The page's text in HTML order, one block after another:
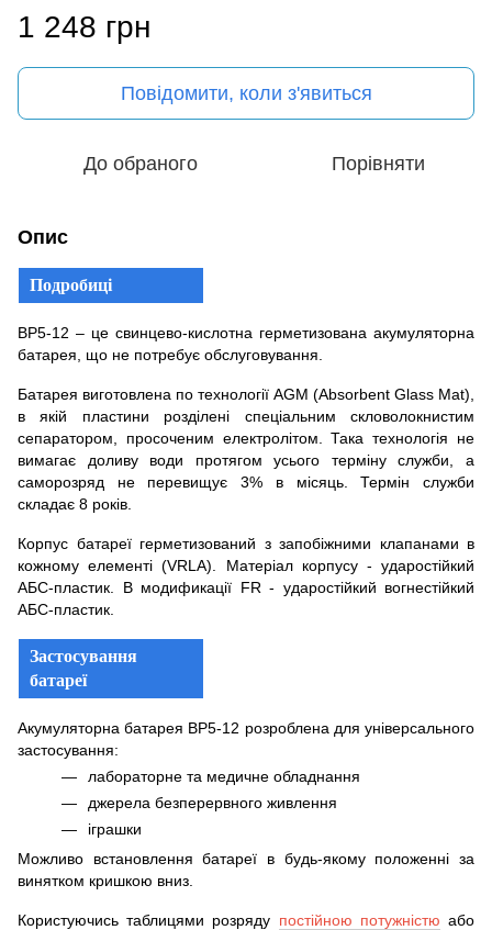
1 248 грн
Повідомити, коли з'явиться
До обраного Порівняти
Опис
Подробиці
BP5-12 – це свинцево-кислотна герметизована акумуляторна
батарея, що не потребує обслуговування.
Батарея виготовлена по технології AGM (Absorbent Glass Mat),
в якій пластини розділені спеціальним скловолокнистим
сепаратором, просоченим електролітом. Така технологія не
вимагає доливу води протягом усього терміну служби, а
саморозряд не перевищує 3% в місяць. Термін служби
складає 8 років.
Корпус батареї герметизований з запобіжними клапанами в
кожному елементі (VRLA). Матеріал корпусу - ударостійкий
АБС-пластик. В модификації FR - ударостійкий вогнестійкий
АБС-пластик.
Застосування
батареї
Акумуляторна батарея BP5-12 розроблена для універсального
застосування:
лабораторне та медичне обладнання
джерела безперервного живлення
іграшки
Можливо встановлення батареї в будь-якому положенні за
винятком кришкою вниз.
Користуючись таблицями розряду постійною потужністю або